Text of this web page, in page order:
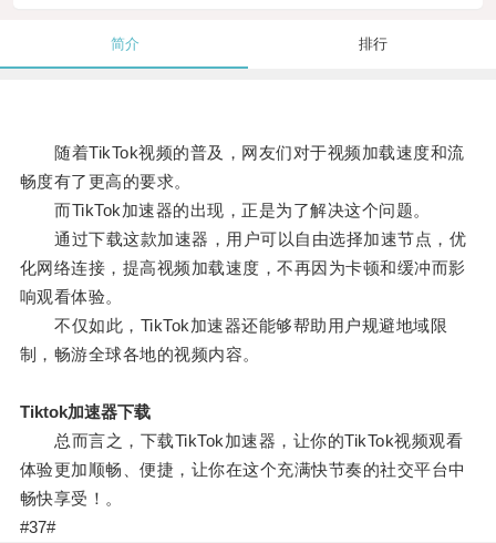
简介 排行
随着TikTok视频的普及，网友们对于视频加载速度和流
畅度有了更高的要求。
而TikTok加速器的出现，正是为了解决这个问题。
通过下载这款加速器，用户可以自由选择加速节点，优
化网络连接，提高视频加载速度，不再因为卡顿和缓冲而影
响观看体验。
不仅如此，TikTok加速器还能够帮助用户规避地域限
制，畅游全球各地的视频内容。
Tiktok加速器下载
总而言之，下载TikTok加速器，让你的TikTok视频观看
体验更加顺畅、便捷，让你在这个充满快节奏的社交平台中
畅快享受！。
#37#